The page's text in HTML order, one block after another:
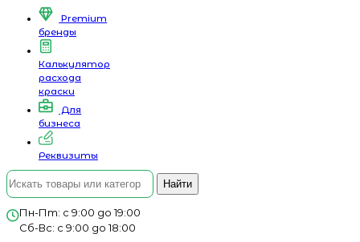
Premium
бренды
Калькулятор
расхода
краски
Для
бизнеса
Реквизиты
Найти
Пн-Пт: с 9:00 до 19:00
Сб-Вс: с 9:00 до 18:00